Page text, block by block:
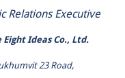
Relations Executive
Eight Ideas Co., Ltd.
23 Road,